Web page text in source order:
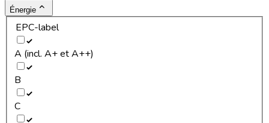
Énergie
EPC-label
A (incl. A+ et A++)
B
C